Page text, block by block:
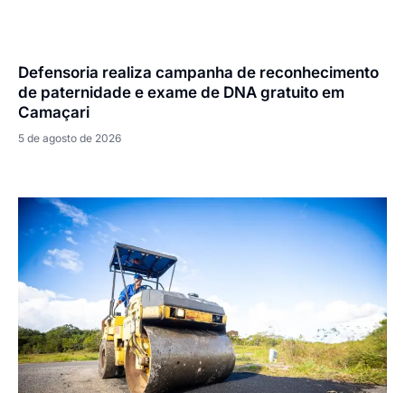
Defensoria realiza campanha de reconhecimento
de paternidade e exame de DNA gratuito em
Camaçari
5 de agosto de 2026